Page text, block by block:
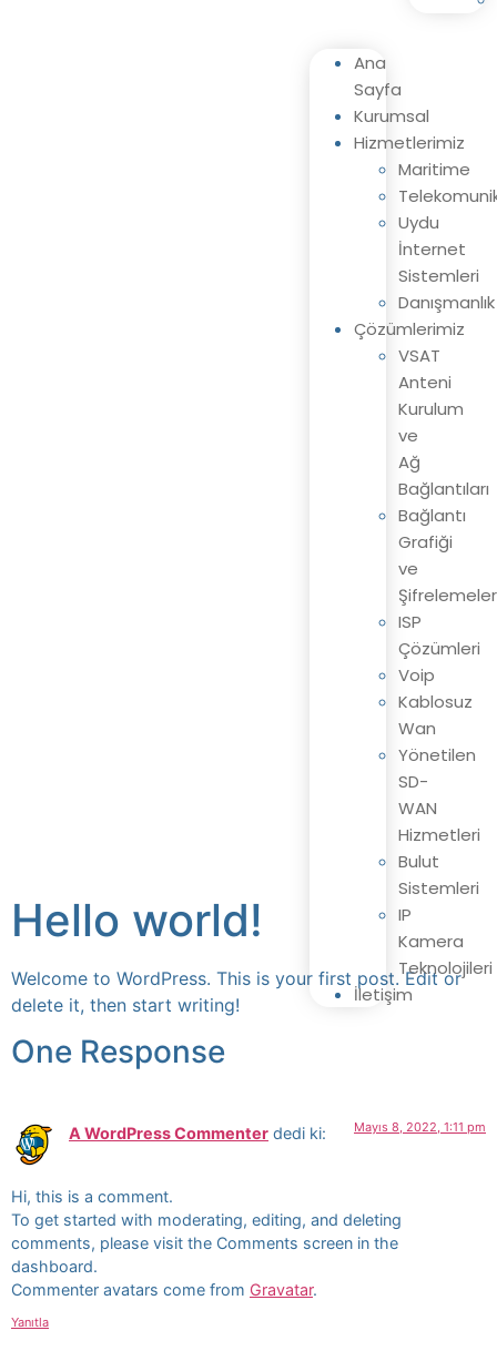
Ana
Sayfa
Kurumsal
Hizmetlerimiz
Maritime
Uydu
İnternet
Sistemleri
Danışmanlık
Çözümlerimiz
VSAT
Anteni
Kurulum
ve
Ağ
Bağlantıları
Bağlantı
Grafiği
ve
Şifrelemeler
ISP
Çözümleri
Voip
Kablosuz
Wan
Yönetilen
SD-
WAN
Hizmetleri
Bulut
Sistemleri
IP
Kamera
Teknolojileri
İletişim
Hello world!
Welcome to WordPress. This is your first post. Edit or
delete it, then start writing!
One Response
A WordPress Commenter dedi ki: Mayıs 8, 2022, 1:11 pm
Hi, this is a comment.
To get started with moderating, editing, and deleting
comments, please visit the Comments screen in the
dashboard.
Commenter avatars come from Gravatar.
Yanıtla